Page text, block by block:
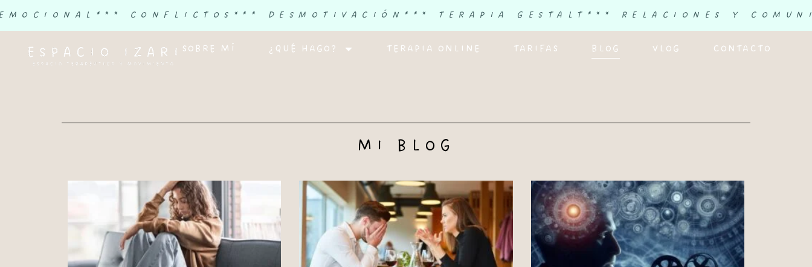
*** CONFLICTOS *** DESMOTIVACIÓN *** TERAPIA GESTALT *** RELACIONES Y
SOBRE MÍ ¿QUÉ HAGO? TERAPIA ONLINE TARIFAS BLOG VLOG CONTACTO
MI BLOG